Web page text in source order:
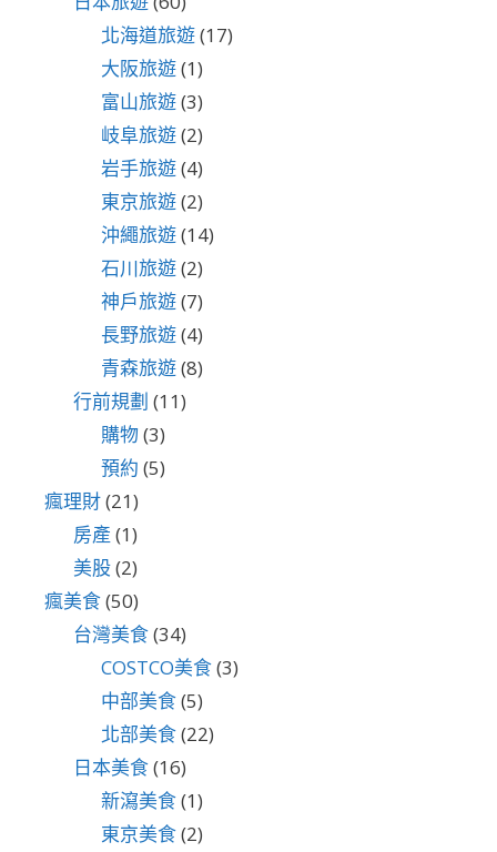
北海道旅遊(17)
大阪旅遊(1)
富山旅遊(3)
岐阜旅遊(2)
岩手旅遊(4)
東京旅遊(2)
沖繩旅遊(14)
石川旅遊(2)
神戶旅遊(7)
長野旅遊(4)
青森旅遊(8)
行前規劃 (11)
購物(3)
預約 (5)
瘋理財(21)
房產 (1)
美股(2)
瘋美食(50)
台灣美食(34)
COSTCO美食(3)
中部美食(5)
北部美食(22)
日本美食(16)
新瀉美食(1)
東京美食(2)